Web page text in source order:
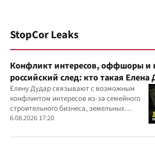
StopCor Leaks
Конфликт интересов, оффшоры и
российский след: кто такая Елена
Елену Дудар связывают с возможным
конфликтом интересов из-за семейного
строительного бизнеса, земельных
скандалов, судебных дел
6.08.2026 17:20